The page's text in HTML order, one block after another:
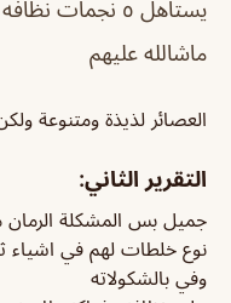
يستاهل ٥
ماشالله عليهم
العصائر لذيذة ومتنوعة
التقرير الثاني:
جميل بس المشكلة الرمان
نوع خلطات لهم في اشياء
وفي بالشكولاته